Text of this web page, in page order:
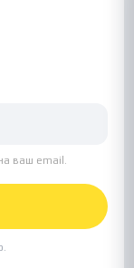
ваш email.